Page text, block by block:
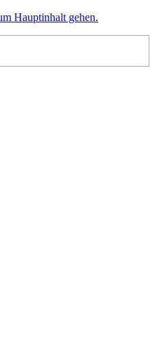
Hauptinhalt gehen.